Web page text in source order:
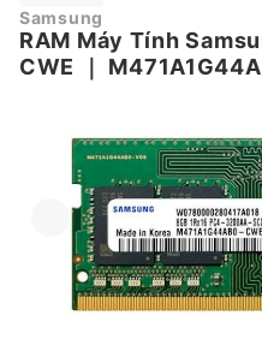
Samsung
RAM Máy Tính
CWE